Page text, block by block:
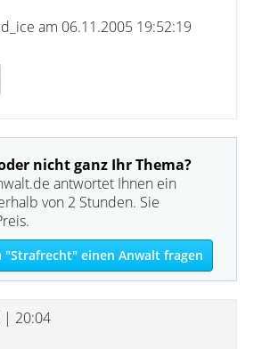
am 06.11.2005 19:52:19
nicht ganz Ihr Thema?
antwortet Ihnen ein
von 2 Stunden. Sie
"Strafrecht" einen Anwalt fragen
| 20:04